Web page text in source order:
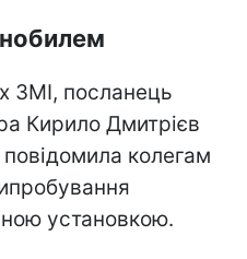
ЗМІ, посланець
Кирило Дмитрієв
колегам
установкою.